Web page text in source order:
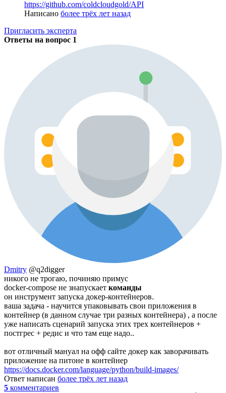
https://github.com/coldcloudgold/API
Написано более трёх лет назад
Пригласить эксперта
Ответы на вопрос 1
Dmitry @q2digger
никого не трогаю, починяю примус
docker-compose не знапускает команды
он инструмент запуска докер-контейнеров.
ваша задача - научится упаковывать свои приложения в
контейнер (в данном случае три разных контейнера) , а после
уже написать сценарий запуска этих трех контейнеров +
постгрес + редис и что там еще надо..
вот отличный мануал на офф сайте докер как заворачивать
приложение на питоне в контейнер
https://docs.docker.com/language/python/build-images/
Ответ написан более трёх лет назад
5 комментариев